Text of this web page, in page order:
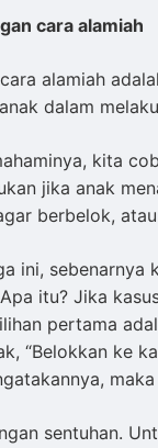
cara alamiah
alamiah
dalam
kita
jika anak
berbelok,
ini,
itu? Jika
pertama
“Belokkan ke
maka
sentuhan.